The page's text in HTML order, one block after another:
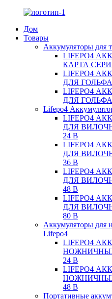
Дом
Товары
Аккумуляторы для
LIFEPO4
КАРТА
LIFEPO4
ДЛЯ
LIFEPO4
ДЛЯ
Lifepo4
LIFEPO4
ДЛЯ
24 В
LIFEPO4
ДЛЯ
36 В
LIFEPO4
ДЛЯ
48 В
LIFEPO4
ДЛЯ
80 В
Аккумуляторы для
Lifepo4
LIFEPO4
24 В
LIFEPO4
48 В
Портативные